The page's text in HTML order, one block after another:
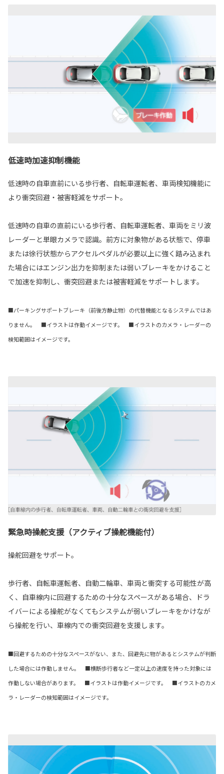
低速時加速抑制機能
低速時の自車直前にいる歩行者、自転車運転者、車両検知機能に
より衝突回避・被害軽減をサポート。
低速時の自車の直前にいる歩行者、自転車運転者、車両をミリ波
レーダーと単眼カメラで認識。前方に対象物がある状態で、停車
または徐行状態からアクセルペダルが必要以上に強く踏み込まれ
た場合にはエンジン出力を抑制または弱いブレーキをかけること
で加速を抑制し、衝突回避または被害軽減をサポートします。
■パーキングサポートブレーキ（前後方静止物）の代替機能となるシステムではあ
りません。 ■イラストは作動イメージです。 ■イラストのカメラ・レーダーの
検知範囲はイメージです。
緊急時操舵支援（アクティブ操舵機能付）
操舵回避をサポート。
歩行者、自転車運転者、自動二輪車、車両と衝突する可能性が高
く、自車線内に回避するための十分なスペースがある場合、ドラ
イバーによる操舵がなくてもシステムが弱いブレーキをかけなが
ら操舵を行い、車線内での衝突回避を支援します。
■回避するための十分なスペースがない、また、回避先に物があるとシステムが判断
した場合には作動しません。 ■横断歩行者など一定以上の速度を持った対象には
作動しない場合があります。 ■イラストは作動イメージです。 ■イラストのカメ
ラ・レーダーの検知範囲はイメージです。